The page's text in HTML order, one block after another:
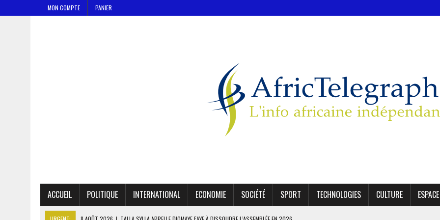
MON COMPTE PANIER
ACCUEIL POLITIQUE INTERNATIONAL ECONOMIE SOCIÉTÉ SPORT TECHNOLOGIES CULTURE